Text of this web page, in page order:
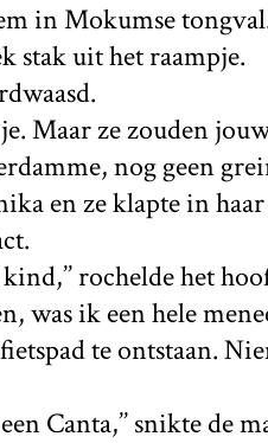
in Mokumse
stak uit het raampje.
Maar ze zouden
nog geen
en ze klapte in
rochelde het
was ik een hele
te ontstaan.
Canta,’’ snikte de